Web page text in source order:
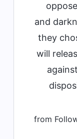
and
they
will
from